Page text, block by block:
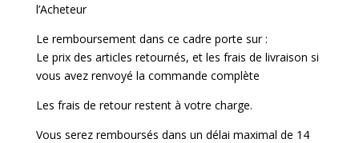
l’Acheteur
Le remboursement dans ce cadre porte sur :
Le prix des articles retournés, et les frais de livraison si
vous avez renvoyé la commande complète
Les frais de retour restent à votre charge.
Vous serez remboursés dans un délai maximal de 14